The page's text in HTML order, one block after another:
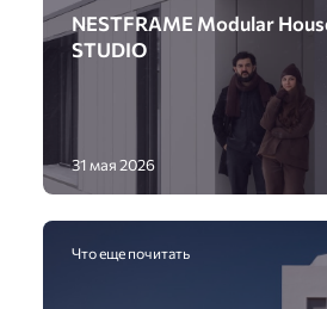
NESTFRAME Modular
STUDIO
31 мая 2026
Что еще почитать